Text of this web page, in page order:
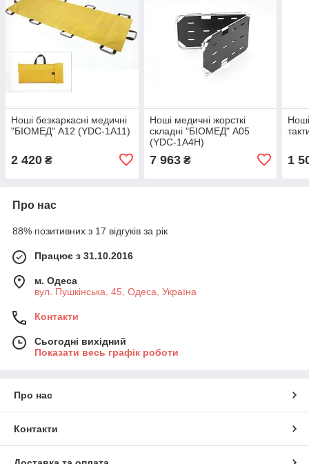
Ноші безкаркасні медичні
"БІОМЕД" А12 (YDC-1A11)
2 420 ₴
Ноші медичні жорсткі
складні "БІОМЕД" А05
(YDC-1А4Н)
7 963₴ 1
Про нас
88% позитивних з 17 відгуків за рік
Працює з 31.10.2016
м. Одеса
вул. Пушкінська, 45, Одеса, Україна
Контакти
Сьогодні вихідний
Показати весь графік роботи
Про нас
Контакти